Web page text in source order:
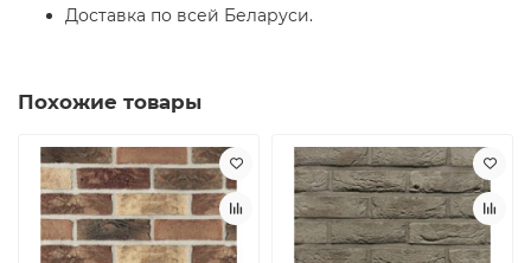
Доставка по всей Беларуси.
Похожие товары